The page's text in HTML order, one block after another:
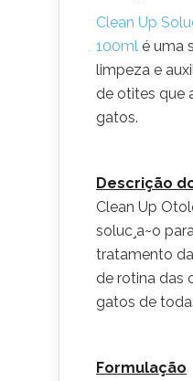
Clean Up
100ml é uma
limpeza e
de otites que
gatos.
Descrição
Clean Up
soluc¸a~o
tratamento
de rotina das
gatos de
Formulação